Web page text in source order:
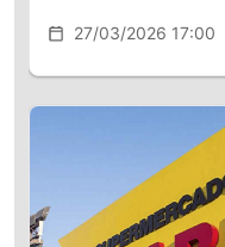
Ordene e
27/03/2026 17:00